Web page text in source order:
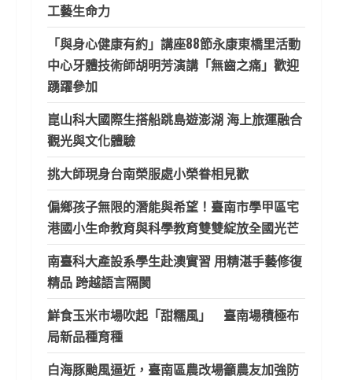
工藝生命力
「與身心健康有約」講座88節永康東橋里活動
中心牙體技術師胡明芳演講「無齒之痛」歡迎
踴躍參加
崑山科大國際生搭船跳島遊澎湖 海上旅運融合
觀光與文化體驗
挑大師現身台南榮服處小榮眷相見歡
偏鄉孩子無限的潛能與希望！臺南市學甲區宅
港國小生命教育與科學教育雙雙綻放全國光芒
南臺科大產設系學生赴澳實習 用精湛手藝修復
精品 跨越語言隔閡
鮮食玉米市場吹起「甜糯風」 臺南場積極布
局新品種育種
白海豚颱風逼近，臺南區農改場籲農友加強防